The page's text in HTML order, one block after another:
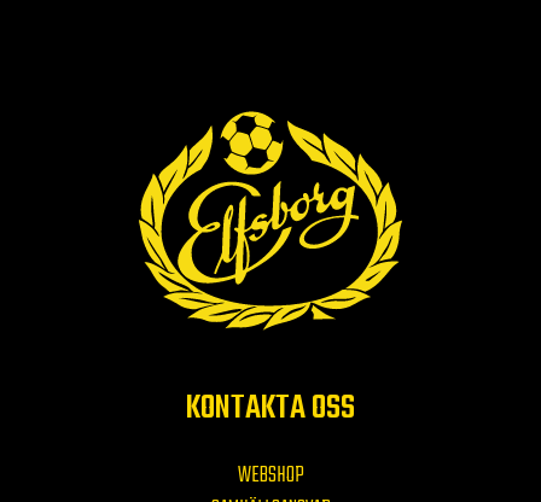
KONTAKTA OSS
WEBSHOP